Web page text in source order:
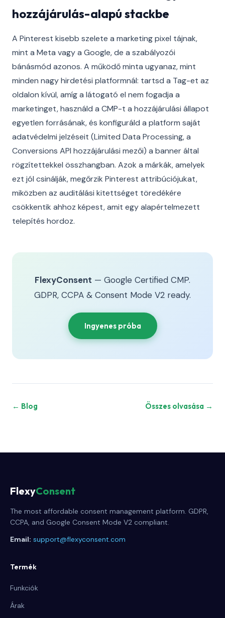
hozzájárulás-alapú stackbe
A Pinterest kisebb szelete a marketing pixel tájnak,
mint a Meta vagy a Google, de a szabályozói
bánásmód azonos. A működő minta ugyanaz, mint
minden nagy hirdetési platformnál: tartsd a Tag-et az
oldalon kívül, amíg a látogató el nem fogadja a
marketinget, használd a CMP-t a hozzájárulási állapot
egyetlen forrásának, és konfiguráld a platform saját
adatvédelmi jelzéseit (Limited Data Processing, a
Conversions API hozzájárulási mezői) a banner által
rögzítettekkel összhangban. Azok a márkák, amelyek
ezt jól csinálják, megőrzik Pinterest attribúciójukat,
miközben az auditálási kitettséget töredékére
csökkentik ahhoz képest, amit egy alapértelmezett
telepítés hordoz.
FlexyConsent — Google Certified CMP.
GDPR, CCPA & Consent Mode V2 ready.
Ingyenes próba
← Blog Összes olvasása →
FlexyConsent
The most affordable consent management platform. GDPR,
CCPA, and Google Consent Mode V2 compliant.
Email: support@flexyconsent.com
Termék
Funkciók
Árak